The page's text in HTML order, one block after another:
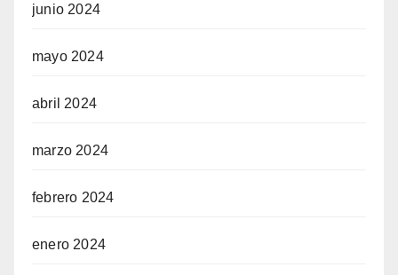
junio 2024
mayo 2024
abril 2024
marzo 2024
febrero 2024
enero 2024